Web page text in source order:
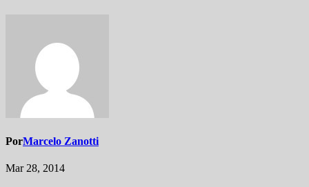
PorMarcelo Zanotti
Mar 28, 2014